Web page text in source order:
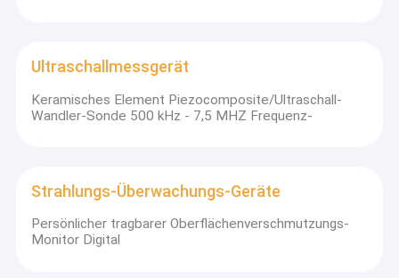
Ultraschallmessgerät
Keramisches Element Piezocomposite/Ultraschall-
Wandler-Sonde 500 kHz - 7,5 MHZ Frequenz-
Strahlungs-Überwachungs-Geräte
Persönlicher tragbarer Oberflächenverschmutzungs-
Monitor Digital